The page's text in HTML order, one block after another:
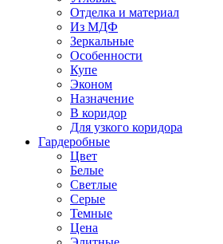
Отделка и материал
Из МДФ
Зеркальные
Особенности
Купе
Эконом
Назначение
В коридор
Для узкого коридора
Гардеробные
Цвет
Белые
Светлые
Серые
Темные
Цена